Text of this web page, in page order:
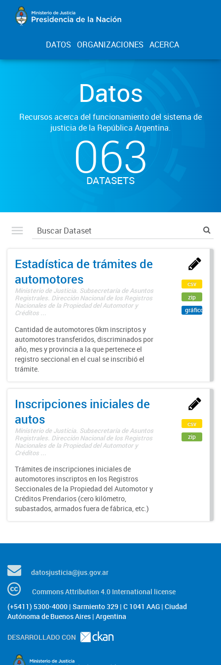
DATOS ORGANIZACIONES ACERCA
Datos
Recursos acerca del funcionamiento del sistema de
justicia de la República Argentina.
063
DATASETS
Estadística de trámites de
automotores
Ministerio de Justicia. Subsecretaría de Asuntos
Registrales. Dirección Nacional de los Registros
Nacionales de la Propiedad del Automotor y
Créditos ...
Cantidad de automotores 0km inscriptos y
automotores transferidos, discriminados por
año, mes y provincia a la que pertenece el
registro seccional en el cual se inscribió el
trámite.
csv
zip
gráfico
Inscripciones iniciales de
autos
Ministerio de Justicia. Subsecretaría de Asuntos
Registrales. Dirección Nacional de los Registros
Nacionales de la Propiedad del Automotor y
Créditos ...
Trámites de inscripciones iniciales de
automotores inscriptos en los Registros
Seccionales de la Propiedad del Automotor y
Créditos Prendarios (cero kilómetro,
subastados, armados fuera de fábrica, etc.)
csv
zip
datosjusticia@jus.gov.ar
Commons Attribution 4.0 International license
(+5411) 5300-4000 | Sarmiento 329 | C 1041 AAG | Ciudad
Autónoma de Buenos Aires | Argentina
DESARROLLADO CON